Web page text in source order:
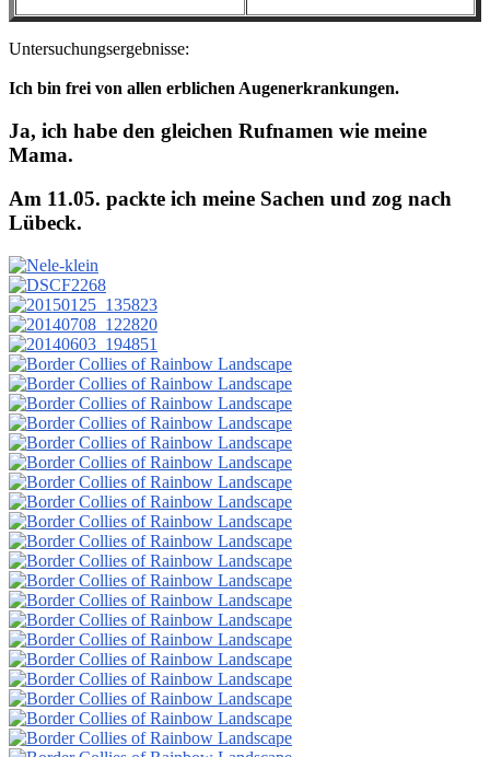
Untersuchungsergebnisse:
Ich bin frei von allen erblichen Augenerkrankungen.
Ja, ich habe den gleichen Rufnamen wie meine
Mama.
Am 11.05. packte ich meine Sachen und zog nach
Lübeck.